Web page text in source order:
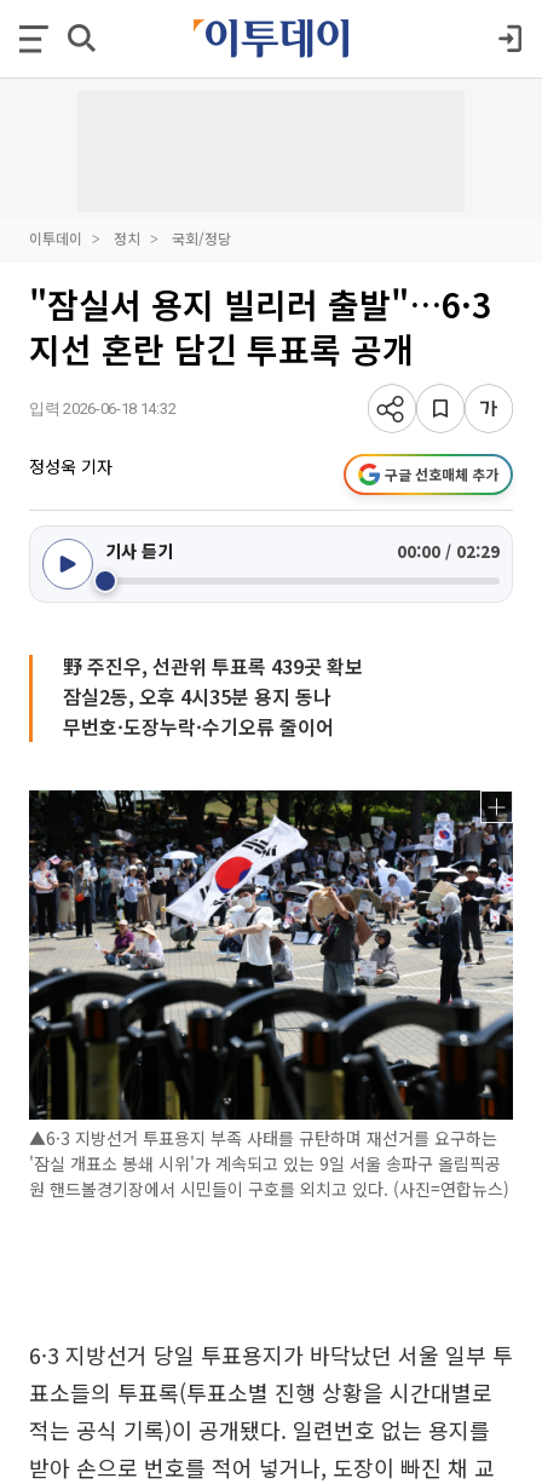
이투데이 정치 국회/정당
"잠실서 용지 빌리러 출발"…6·3
지선 혼란 담긴 투표록 공개
입력 2026-06-18 14:32
정성욱 기자 구글 선호매체 추가
기사 듣기 00:00 / 02:29
野 주진우, 선관위 투표록 439곳 확보
잠실2동, 오후 4시35분 용지 동나
무번호·도장누락·수기오류 줄이어
▲6·3 지방선거 투표용지 부족 사태를 규탄하며 재선거를 요구하는
'잠실 개표소 봉쇄 시위'가 계속되고 있는 9일 서울 송파구 올림픽공
원 핸드볼경기장에서 시민들이 구호를 외치고 있다. (사진=연합뉴스)
6·3 지방선거 당일 투표용지가 바닥났던 서울 일부 투
표소들의 투표록(투표소별 진행 상황을 시간대별로
적는 공식 기록)이 공개됐다. 일련번호 없는 용지를
받아 손으로 번호를 적어 넣거나, 도장이 빠진 채 교